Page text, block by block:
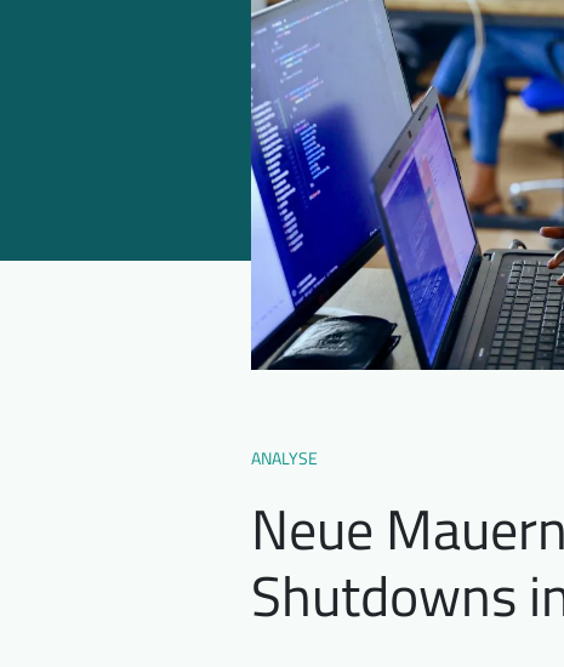
ANALYSE
Neue
Shutdowns